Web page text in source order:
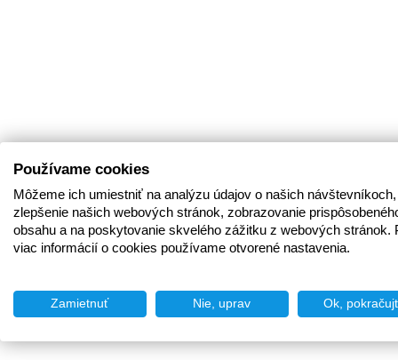
Používame cookies
Môžeme ich umiestniť na analýzu údajov o našich
zlepšenie našich webových stránok, zobrazovanie
obsahu a na poskytovanie skvelého zážitku z webových stránok.
viac informácií o cookies používame otvorené nastavenia.
Zamietnuť Nie, uprav Ok,